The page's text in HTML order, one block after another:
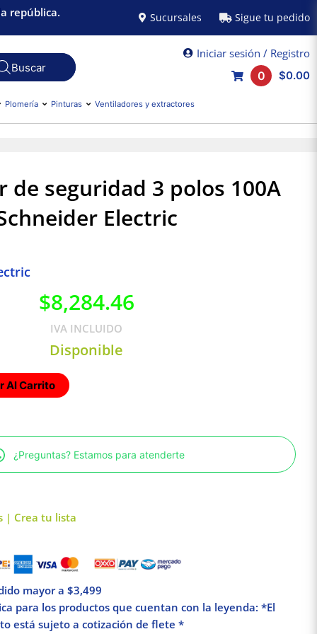
república. Sucursales Sigue tu pedido
Iniciar sesión / Registro
0
$0.00
Plomería Pinturas Ventiladores y extractores
seguridad 3 polos 100A
Electric
$8,284.46
IVA INCLUIDO
Disponible
Al Carrito
¿Preguntas? Estamos para atenderte
| Crea tu lista
mayor a $3,499
para los productos que cuentan con la leyenda: *El
está sujeto a cotización de flete *